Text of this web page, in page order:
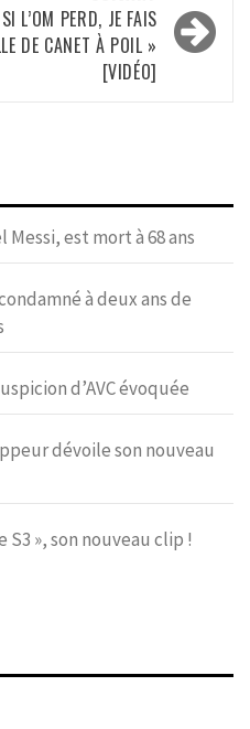
L’OM PERD, JE FAIS
DE CANET À POIL »
[VIDÉO]
est mort à 68 ans
à deux ans de
d’AVC évoquée
dévoile son nouveau
S3 », son nouveau clip !